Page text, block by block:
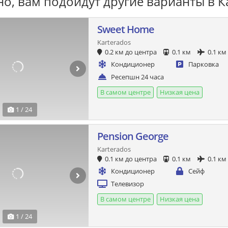
1 / 24
Sweet Home
Karterados
0.2 км до центра
0.1 км
0.1 км
Кондиционер
Парковка
Ресепшн 24 часа
В самом центре
Низкая цена
1 / 24
Pension George
Karterados
0.1 км до центра
0.1 км
0.1 км
Кондиционер
Сейф
Телевизор
В самом центре
Низкая цена